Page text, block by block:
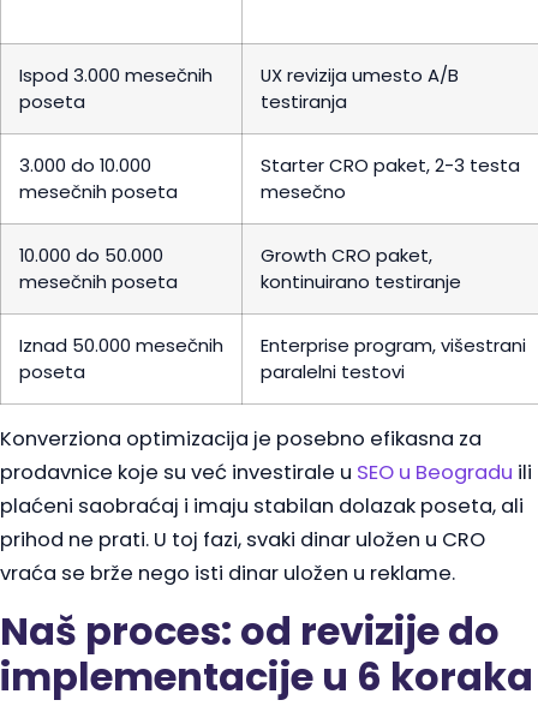
Ispod 3.000 mesečnih
poseta
UX revizija umesto A/B
testiranja
3.000 do 10.000
mesečnih poseta
Starter CRO paket, 2-3 testa
mesečno
10.000 do 50.000
mesečnih poseta
Growth CRO paket,
kontinuirano testiranje
Iznad 50.000 mesečnih
poseta
Enterprise program, višestrani
paralelni testovi
Konverziona optimizacija je posebno efikasna za
prodavnice koje su već investirale u SEO u Beogradu ili
plaćeni saobraćaj i imaju stabilan dolazak poseta, ali
prihod ne prati. U toj fazi, svaki dinar uložen u CRO
vraća se brže nego isti dinar uložen u reklame.
Naš proces: od revizije do
implementacije u 6 koraka